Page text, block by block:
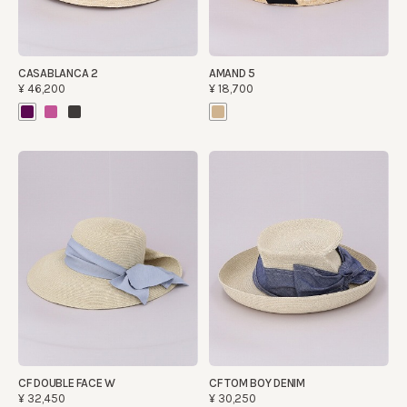
CASABLANCA 2
¥46,200
AMAND 5
¥18,700
CF DOUBLE FACE W
¥32,450
CF TOM BOY DENIM
¥30,250